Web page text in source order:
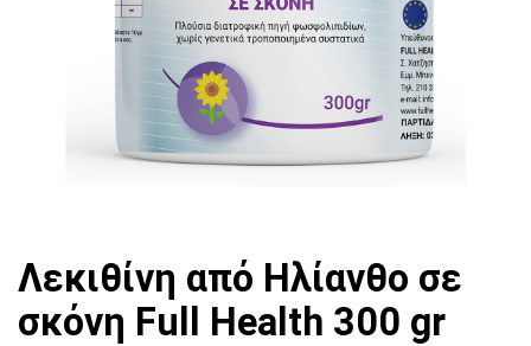
Λεκιθίνη από Ηλίανθο σε
σκόνη Full Health 300 gr